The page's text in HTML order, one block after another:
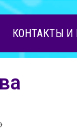
КОНТАКТЫ И